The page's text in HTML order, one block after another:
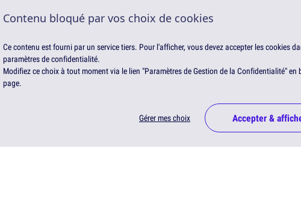
Contenu bloqué par vos choix de cookies
Ce contenu est fourni par un service tiers. Pour l'afficher, vous devez accepter les cookies
paramètres de confidentialité.
Modifiez ce choix à tout moment via le lien "Paramètres de Gestion de la Confidentialité" en
page.
Gérer mes choix Accepter &